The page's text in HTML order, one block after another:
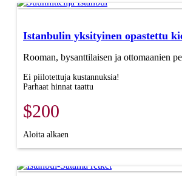
Istanbulin yksityinen opastettu
Rooman, bysanttilaisen ja ottomaanien
Ei piilotettuja kustannuksia!
Parhaat hinnat taattu
$200
Aloita alkaen